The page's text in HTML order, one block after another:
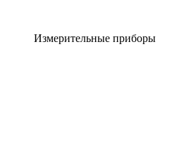
Измерительные приборы